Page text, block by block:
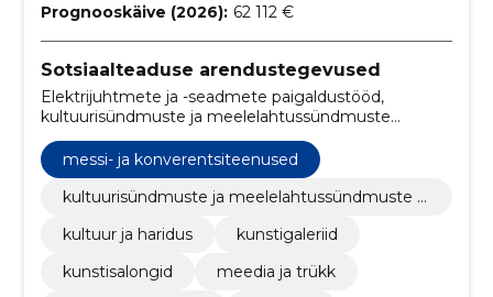
Prognooskäive (2026): 62 112 €
Sotsiaalteaduse arendustegevused
Elektrijuhtmete ja -seadmete paigaldustööd,
kultuurisündmuste ja meelelahtussündmuste
organiseerimine, reisimine ja matkamine,
teadusasutused, turism ja puhkus,
elektripaigaldustööd, Ehitiste või nende osade
ehitustööd ja tsiviilehitustööd, Mootorsõidukid,
messi- ja konverentsiteenused
kultuurisündmuste ja meelelahtussündmuste o
kultuur ja haridus
kunstigaleriid
kunstisalongid
meedia ja trükk